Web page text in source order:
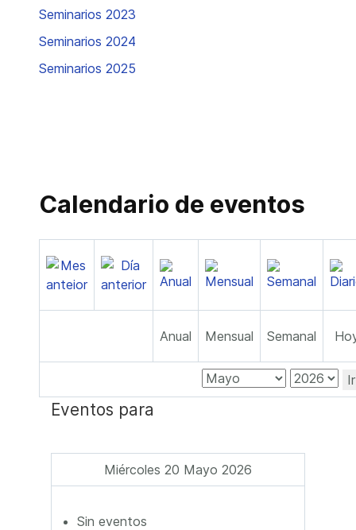
Seminarios 2023
Seminarios 2024
Seminarios 2025
Calendario de eventos
Anual Mensual Semanal
Eventos para
Miércoles 20 Mayo 2026
Sin eventos